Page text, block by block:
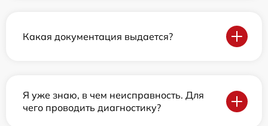
Какая документация выдается?
Я уже знаю, в чем неисправность. Для
чего проводить диагностику?